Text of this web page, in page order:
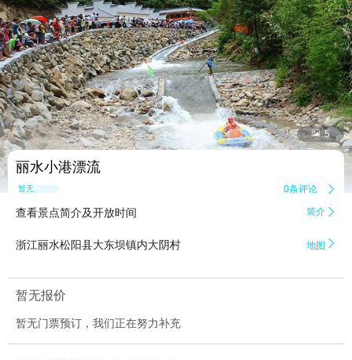
 5
丽水小港漂流
暂无点评 0条评论 
查看景点简介及开放时间 简介 
浙江丽水松阳县大东坝镇内大阴村 地图 
暂无报价
暂无门票预订，我们正在努力补充
